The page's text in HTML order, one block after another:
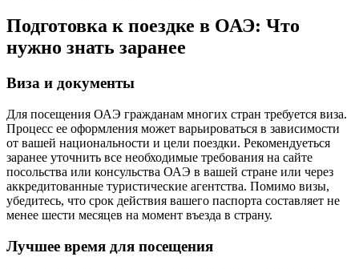
Подготовка к поездке в ОАЭ: Что
нужно знать заранее
Виза и документы
Для посещения ОАЭ гражданам многих стран требуется виза.
Процесс ее оформления может варьироваться в зависимости
от вашей национальности и цели поездки. Рекомендуеться
заранее уточнить все необходимые требования на сайте
посольства или консульства ОАЭ в вашей стране или через
аккредитованные туристические агентства. Помимо визы,
убедитесь, что срок действия вашего паспорта составляет не
менее шести месяцев на момент въезда в страну.
Лучшее время для посещения